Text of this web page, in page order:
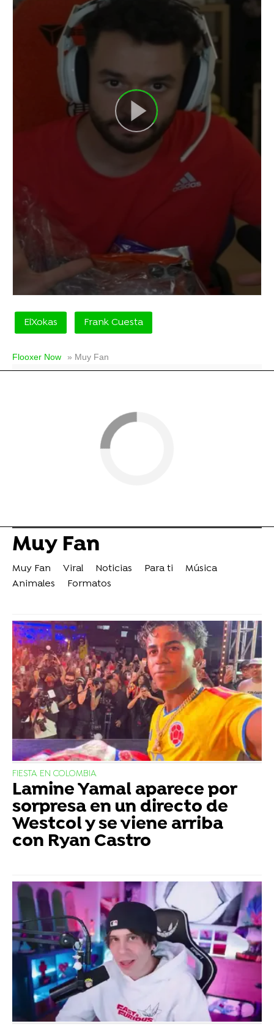
ElXokas Frank Cuesta
Flooxer Now » Muy Fan
Muy Fan
Muy Fan Viral Noticias Para ti
Música
Animales
Formatos
FIESTA EN COLOMBIA
Lamine Yamal aparece por
sorpresa en un directo de
Westcol y se viene arriba
con Ryan Castro